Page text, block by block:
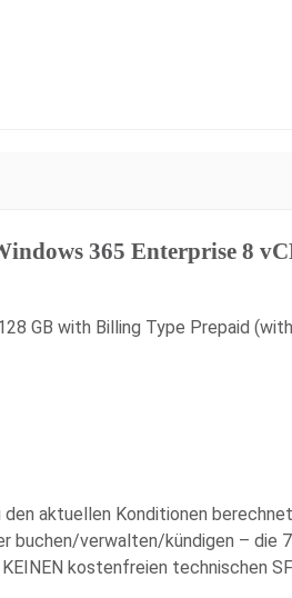
365 Enterprise 8
GB with Billing Type Prepaid
aktuellen Konditionen berechnet
buchen/verwalten/kündigen –
kostenfreien technischen